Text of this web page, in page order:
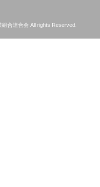
合連合会 All rights Reserved.